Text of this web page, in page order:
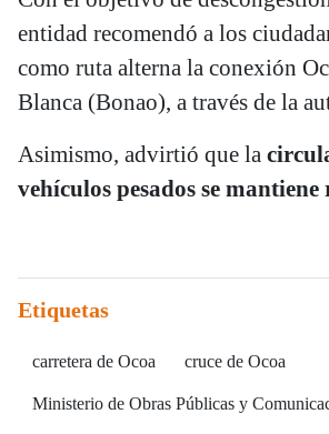
entidad recomendó a los
como ruta alterna la conexión
Blanca (Bonao), a través de la
Asimismo, advirtió que la
vehículos pesados se
Etiquetas
carretera de Ocoa cruce de Ocoa
Ministerio de Obras Públicas y